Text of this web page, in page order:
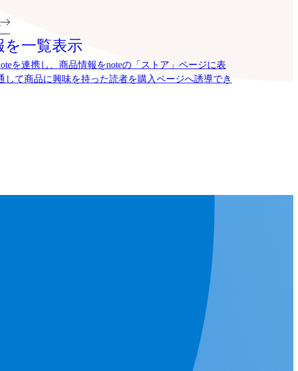
を一覧表示
を連携し、商品情報をnoteの「ストア」ページに表
して商品に興味を持った読者を購入ページへ誘導でき